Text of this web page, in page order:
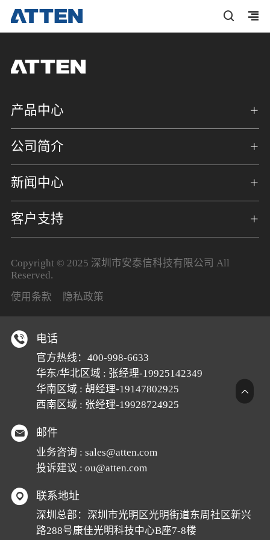
产品中心
公司简介
新闻中心
客户支持
Copyright © 2025 深圳市安泰信科技有限公司 All
Reserved.
使用条款
隐私政策
电话
官方热线： 400-998-6633
华东/华北区域 : 张经理-19925142349
华南区域 : 胡经理-19147802925
西南区域 : 张经理-19928724925
邮件
业务咨询 : sales@atten.com
投诉建议 : ou@atten.com
联系地址
深圳总部：深圳市光明区光明街道东周社区新兴
路288号康佳光明科技中心B座7-8楼